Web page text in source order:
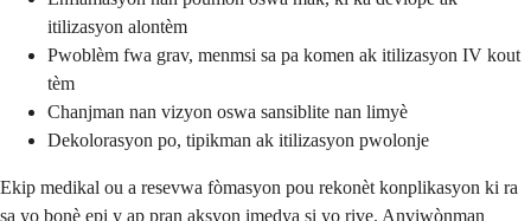
itilizasyon alontèm
Pwoblèm fwa grav, menmsi sa pa komen ak itilizasyon IV kout
tèm
Chanjman nan vizyon oswa sansiblite nan limyè
Dekolorasyon po, tipikman ak itilizasyon pwolonje
Ekip medikal ou a resevwa fòmasyon pou rekonèt konplikasyon ki ra
sa yo bonè epi y ap pran aksyon imedya si yo rive. Anviwònman